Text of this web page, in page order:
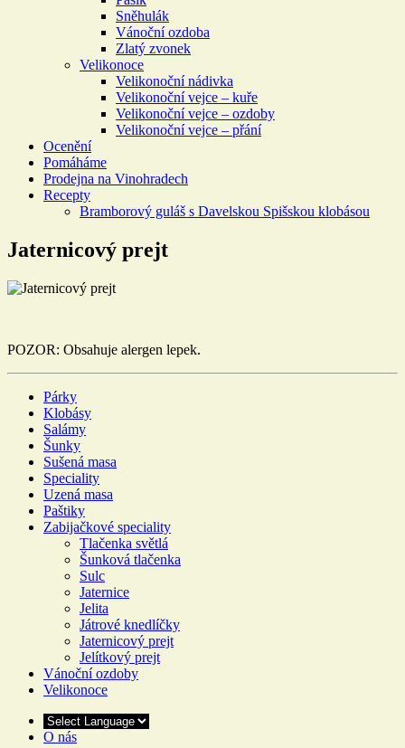
Sněhulák
Vánoční ozdoba
Zlatý zvonek
Velikonoce
Velikonoční nádivka
Velikonoční vejce – kuře
Velikonoční vejce – ozdoby
Velikonoční vejce – přání
Ocenění
Pomáháme
Prodejna na Vinohradech
Recepty
Bramborový guláš s Davelskou Spišskou klobásou
Jaternicový prejt
POZOR: Obsahuje alergen lepek.
Párky
Klobásy
Salámy
Šunky
Sušená masa
Speciality
Uzená masa
Paštiky
Zabijačkové speciality
Tlačenka světlá
Šunková tlačenka
Sulc
Jaternice
Jelita
Játrové knedlíčky
Jaternicový prejt
Jelítkový prejt
Vánoční ozdoby
Velikonoce
O nás